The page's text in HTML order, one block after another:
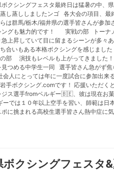
ボクシングフェスタ最終日は猛暑の中
し蒸ししましたンゴ 各大会の項目、
は群馬/栃木/福井県の選手皆さんが参
ングも魅力的です！ 実戦の部 トーナ
上昇していて目に留まるシーンが多々
合いもある本格ボクシングを感じまし
部 演技もレベルも上がってきました
見つめる中学生一同 選手皆さん急がず
会人にとっては年に一度試合に参加出
手ボクシング.comです！ 応援いただ
ジス選手fromベルギー🇧🇪、彼は現在お
ーでは１０年以上空手を習い、師範は
ポに挑まれる高校生選手皆さん熱中症
ボクシングフェス